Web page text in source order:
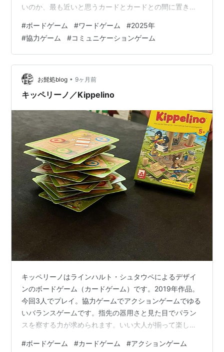
いのか、最も近いと思うカードとカードとの間に置きま
いていいだろう。では「eスポーツ」は？ 「中東」と
「ボーリング」の間では？各手番に時間制限があるのが
よく、テンポがいいゲームとなっています。難しいが意
外とできる。共通知識は重要かも。盛り上がるパーティ
ーゲームの要素があります。かなりの高評価ボードゲー
ムです。 このブログの関連記事 ジャスト・ワ…
#ボードゲーム #ワードゲーム #2025年
#協力ゲーム #コミュニケーションゲーム
お髭処blog • 9ヶ月前
キッペリーノ／Kippelino
キッペリーノはラインハルト・シュタウペによるデザイ
ンのボードゲーム（カードゲーム）です。2019年作品。
今回3人でプレイ。協力ゲームでアクションゲームでゆる
いバランスゲームです。指先の器用さと見た目でパラン
スを察する力が求められます。いい大人が揃って楽しげ
は多彩なゲームを作りますね。10分くらいで終わる気軽
#ボードゲーム #カードゲーム #アクションゲーム